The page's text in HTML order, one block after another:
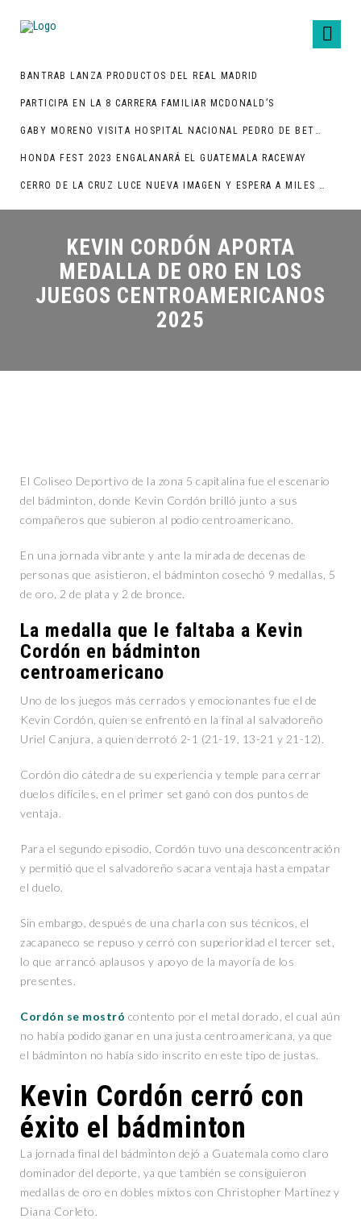
BANTRAB LANZA PRODUCTOS DEL REAL MADRID
PARTICIPA EN LA 8 CARRERA FAMILIAR MCDONALD’S
GABY MORENO VISITA HOSPITAL NACIONAL PEDRO DE BETHANCOURT
HONDA FEST 2023 ENGALANARÁ EL GUATEMALA RACEWAY
CERRO DE LA CRUZ LUCE NUEVA IMAGEN Y ESPERA A MILES DE TURISTAS
KEVIN CORDÓN APORTA
MEDALLA DE ORO EN LOS
JUEGOS CENTROAMERICANOS
2025
El Coliseo Deportivo de la zona 5 capitalina fue el escenario
del bádminton, donde Kevin Cordón brilló junto a sus
compañeros que subieron al podio centroamericano.
En una jornada vibrante y ante la mirada de decenas de
personas que asistieron, el bádminton cosechó 9 medallas, 5
de oro, 2 de plata y 2 de bronce.
La medalla que le faltaba a Kevin
Cordón en bádminton
centroamericano
Uno de los juegos más cerrados y emocionantes fue el de
Kevin Cordón, quien se enfrentó en la final al salvadoreño
Uriel Canjura, a quien derrotó 2-1 (21-19, 13-21 y 21-12).
Cordón dio cátedra de su experiencia y temple para cerrar
duelos difíciles, en el primer set ganó con dos puntos de
ventaja.
Para el segundo episodio, Cordón tuvo una desconcentración
y permitió que el salvadoreño sacara ventaja hasta empatar
el duelo.
Sin embargo, después de una charla con sus técnicos, el
zacapaneco se repuso y cerró con superioridad el tercer set,
lo que arrancó aplausos y apoyo de la mayoría de los
presentes.
Cordón se mostró contento por el metal dorado, el cual aún
no había podido ganar en una justa centroamericana, ya que
el bádminton no había sido inscrito en este tipo de justas.
Kevin Cordón cerró con
éxito el bádminton
La jornada final del bádminton dejó a Guatemala como claro
dominador del deporte, ya que también se consiguieron
medallas de oro en dobles mixtos con Christopher Martínez y
Diana Corleto.